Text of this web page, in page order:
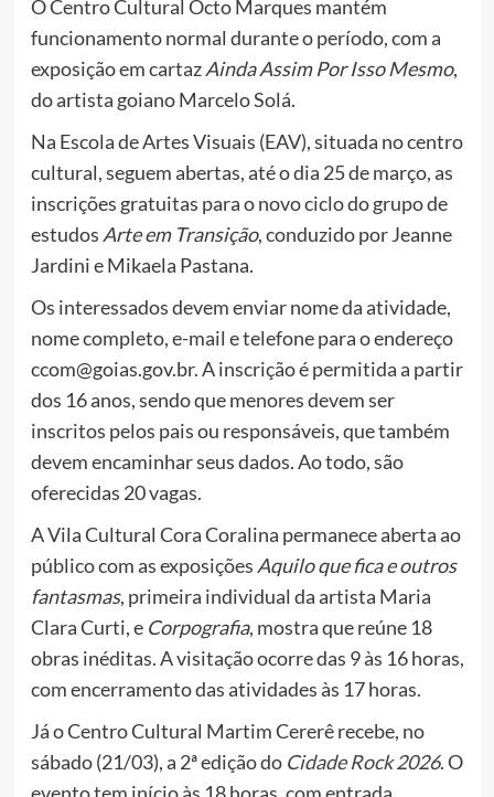
O Centro Cultural Octo Marques mantém
funcionamento normal durante o período, com a
exposição em cartazAinda Assim Por Isso Mesmo,
do artista goiano Marcelo Solá.
Na Escola de Artes Visuais (EAV), situada no centro
cultural, seguem abertas, até o dia 25 de março, as
inscrições gratuitas para o novo ciclo do grupo de
estudos Arte em Transição, conduzido por Jeanne
Jardini e Mikaela Pastana.
Os interessados devem enviar nome da atividade,
nome completo, e-mail e telefone para o endereço
ccom@goias.gov.br. A inscrição é permitida a partir
dos 16 anos, sendo que menores devem ser
inscritos pelos pais ou responsáveis, que também
devem encaminhar seus dados. Ao todo, são
oferecidas 20 vagas.
A Vila Cultural Cora Coralina permanece aberta ao
público com as exposições Aquilo que fica e outros
fantasmas, primeira individual da artista Maria
Clara Curti, e Corpografia, mostra que reúne 18
obras inéditas. A visitação ocorre das 9 às 16 horas,
com encerramento das atividades às 17 horas.
Já o Centro Cultural Martim Cererê recebe, no
sábado (21/03), a 2ª edição do Cidade Rock 2026. O
evento tem início às 18 horas, com entrada